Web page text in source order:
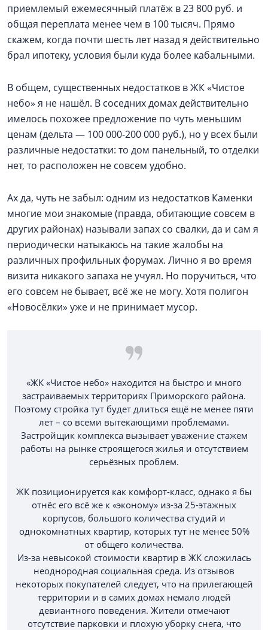
приемлемый ежемесячный платёж в 23 800 руб. и
общая переплата менее чем в 100 тысяч. Прямо
скажем, когда почти шесть лет назад я действительно
брал ипотеку, условия были куда более кабальными.
В общем, существенных недостатков в ЖК «Чистое
небо» я не нашёл. В соседних домах действительно
имелось похожее предложение по чуть меньшим
ценам (дельта — 100 000-200 000 руб.), но у всех были
различные недостатки: то дом панельный, то отделки
нет, то расположен не совсем удобно.
Ах да, чуть не забыл: одним из недостатков Каменки
многие мои знакомые (правда, обитающие совсем в
других районах) называли запах со свалки, да и сам я
периодически натыкаюсь на такие жалобы на
различных профильных форумах. Лично я во время
визита никакого запаха не учуял. Но поручиться, что
его совсем не бывает, всё же не могу. Хотя полигон
«Новосёлки» уже и не принимает мусор.
«ЖК «Чистое небо» находится на быстро и много
застраиваемых территориях Приморского района.
Поэтому стройка тут будет длиться ещё не менее пяти
лет – со всеми вытекающими проблемами.
Застройщик комплекса вызывает уважение стажем
работы на рынке строящегося жилья и отсутствием
серьёзных проблем.
ЖК позиционируется как комфорт-класс, однако я бы
отнёс его всё же к «эконому» из-за 25-этажных
корпусов, большого количества студий и
однокомнатных квартир, которых тут не менее 50%
от общего количества.
Из-за невысокой стоимости квартир в ЖК сложилась
неоднородная социальная среда. Из отзывов
некоторых покупателей следует, что на прилегающей
территории и в самих домах немало людей
девиантного поведения. Жители отмечают
отсутствие парковки и плохую уборку снега, что